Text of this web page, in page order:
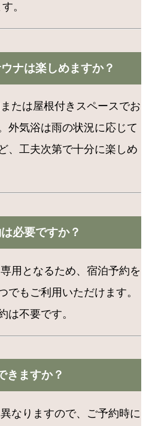
。
ナは楽しめますか？
たは屋根付きスペースでお
外気浴は雨の状況に応じて
、工夫次第で十分に楽しめ
必要ですか？
用となるため、宿泊予約を
でもご利用いただけます。
は不要です。
きますか？
なりますので、ご予約時に